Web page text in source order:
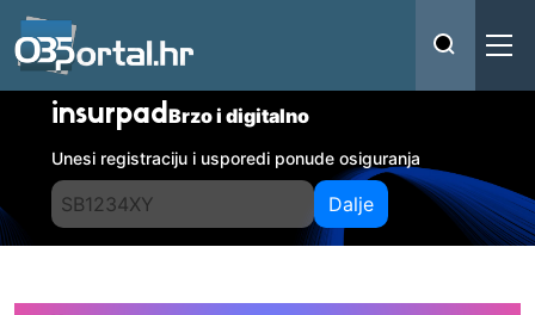
insurpadBrzo i digitalno
Unesi registraciju i usporedi ponude osiguranja
Dalje